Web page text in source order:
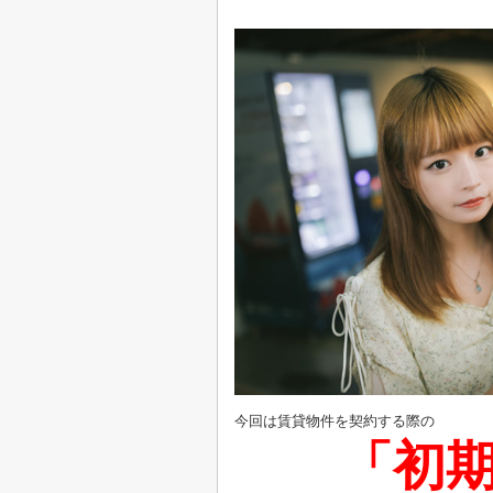
今回は賃貸物件を契約する際の
「初期